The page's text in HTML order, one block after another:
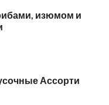
изюмом и
Ассорти